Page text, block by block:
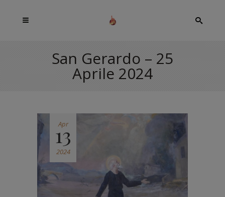
San Gerardo – 25
Aprile 2024
Apr
13
2024